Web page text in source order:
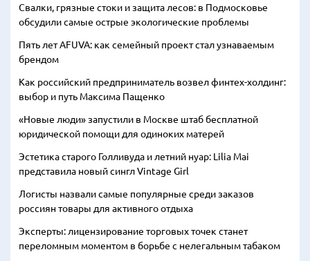
Свалки, грязные стоки и защита лесов: в Подмосковье
обсудили самые острые экологические проблемы
Пять лет AFUVA: как семейный проект стал узнаваемым
брендом
Как российский предприниматель возвел финтех-холдинг:
выбор и путь Максима Пащенко
«Новые люди» запустили в Москве штаб бесплатной
юридической помощи для одиноких матерей
Эстетика старого Голливуда и летний нуар: Lilia Mai
представила новый сингл Vintage Girl
Логисты назвали самые популярные среди заказов
россиян товары для активного отдыха
Эксперты: лицензирование торговых точек станет
переломным моментом в борьбе с нелегальным табаком